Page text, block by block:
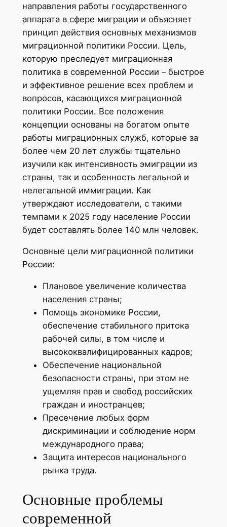
направления работы государственного
аппарата в сфере миграции и объясняет
принцип действия основных механизмов
миграционной политики России. Цель,
которую преследует миграционная
политика в современной России – быстрое
и эффективное решение всех проблем и
вопросов, касающихся миграционной
политики России. Все положения
концепции основаны на богатом опыте
работы миграционных служб, которые за
более чем 20 лет службы тщательно
изучили как интенсивность эмиграции из
страны, так и особенность легальной и
нелегальной иммиграции. Как
утверждают исследователи, с такими
темпами к 2025 году население России
будет составлять более 140 млн человек.
Основные цели миграционной политики
России:
Плановое увеличение количества
населения страны;
Помощь экономике России,
обеспечение стабильного притока
рабочей силы, в том числе и
высококвалифицированных кадров;
Обеспечение национальной
безопасности страны, при этом не
ущемляя прав и свобод российских
граждан и иностранцев;
Пресечение любых форм
дискриминации и соблюдение норм
международного права;
Защита интересов национального
рынка труда.
Основные проблемы
современной